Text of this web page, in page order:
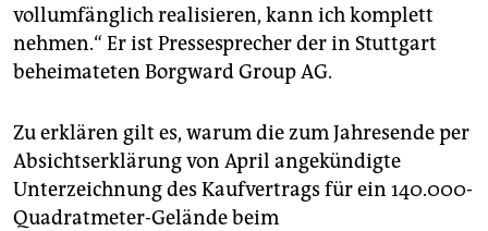
epaper login
vollumfänglich realisieren, kann ich komplett
nehmen.“ Er ist Pressesprecher der in Stuttgart
beheimateten Borgward Group AG.
Zu erklären gilt es, warum die zum Jahresende per
Absichtserklärung von April angekündigte
Unterzeichnung des Kaufvertrags für ein 140.000-
Quadratmeter-Gelände beim